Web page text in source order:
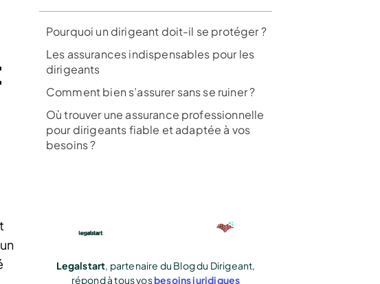
Pourquoi un dirigeant doit-il se protéger ?
Les assurances indispensables pour les
dirigeants
Comment bien s’assurer sans se ruiner ?
Où trouver une assurance professionnelle
pour dirigeants fiable et adaptée à vos
besoins ?
Legalstart, partenaire du Blog du Dirigeant,
répond à tous vosbesoins juridiques